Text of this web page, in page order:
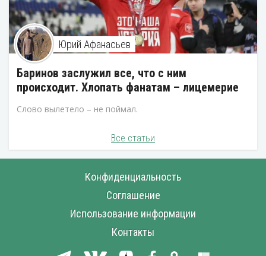
Юрий Афанасьев
Баринов заслужил все, что с ним
происходит. Хлопать фанатам – лицемерие
Слово вылетело – не поймал.
Все статьи
Конфиденциальность
Соглашение
Использование информации
Контакты